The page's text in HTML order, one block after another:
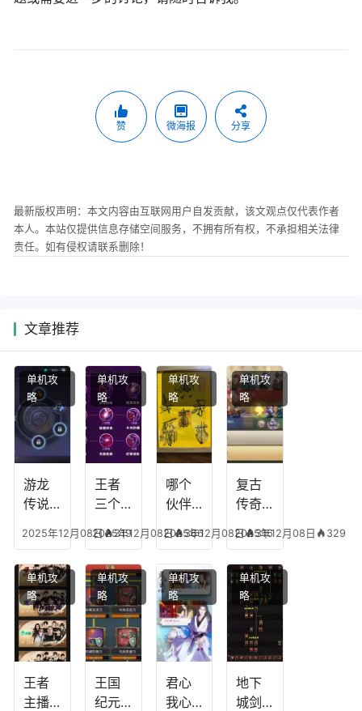
赞 微海报 分享
最新版权声明：本文内容由互联网用户自发贡献，该文观点仅代表作者
本人。本站仅提供信息存储空间服务，不拥有所有权，不承担相关法律
责任。如有侵权请联系删除！
文章推荐
游龙
传说
技
能，
游龙
传说
多少
级能
挖矿
2025年12月08日 319
单机攻
略
王者
三个
加
点，
王者
技能
可以
放三
个是
什么
模式
2025年12月08日 366
单机攻
略
哪个
伙伴
心符
技
能，
失心
符命
中后
附加
五雷
2025年12月08日 316
单机攻
略
复古
传奇
平民
搭配
阵
容，
复古
传奇
英雄
版哪
个组
2025年12月08日 329
单机攻
略
王者
主播
单机攻
略
王国
纪元
单机攻
略
君心
我心
单机攻
略
地下
城剑
单机攻
略